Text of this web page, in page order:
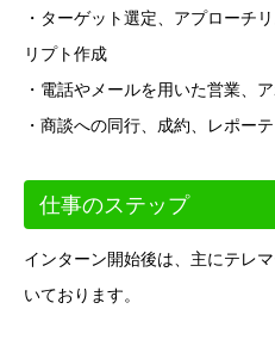
・ターゲット選定、アプローチ
リプト作成
・電話やメールを用いた営業、
・商談への同行、成約、レポー
仕事のステップ
インターン開始後は、主にテレ
いております。